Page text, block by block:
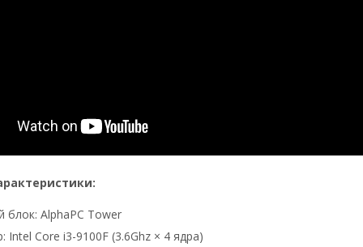
блок: AlphaPC Tower
Intel Core i3-9100F (3.6Ghz × 4 ядра)